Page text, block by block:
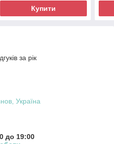
Купити
за рік
Україна
до 19:00